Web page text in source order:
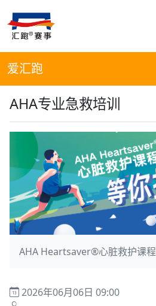
爱汇跑
AHA专业急救培训
AHA Heartsaver®心脏救护课程
2026年06月06日 09:00